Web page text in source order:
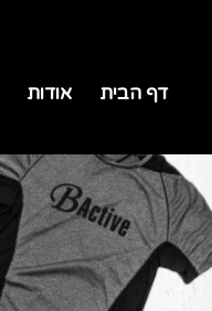
דף הבית אודות